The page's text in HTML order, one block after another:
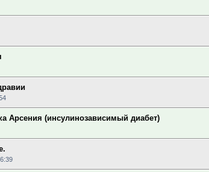
Арсения (инсулинозависимый диабет)